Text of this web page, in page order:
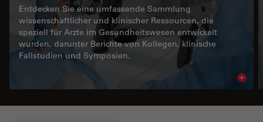
Entdecken Sie eine umfassende Sammlung
wissenschaftlicher und klinischer Ressourcen, die
speziell für Ärzte im Gesundheitswesen entwickelt
wurden, darunter Berichte von Kollegen, klinische
Fallstudien und Symposien.